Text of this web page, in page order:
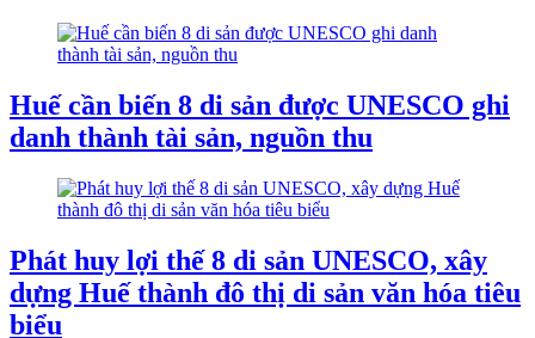
Huế cần biến 8 di sản được UNESCO ghi
danh thành tài sản, nguồn thu
Phát huy lợi thế 8 di sản UNESCO, xây
dựng Huế thành đô thị di sản văn hóa tiêu
biểu